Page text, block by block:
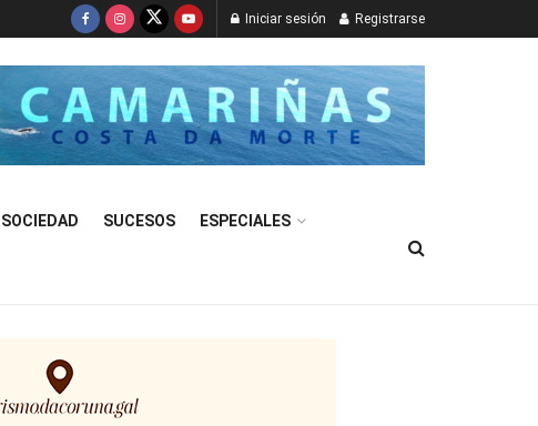
Iniciar sesión Registrarse
SOCIEDAD SUCESOS ESPECIALES